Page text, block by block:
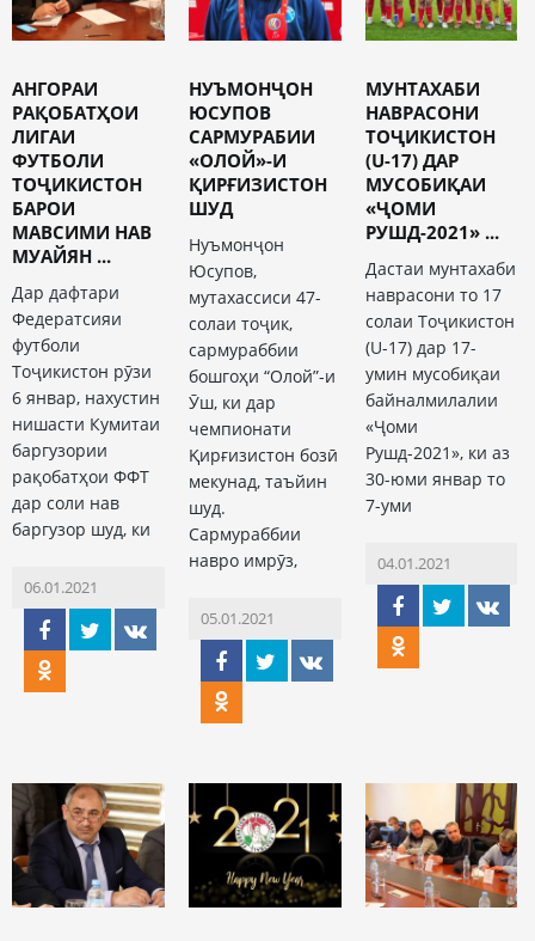
АНГОРАИ
РАҚОБАТҲОИ
ЛИГАИ
ФУТБОЛИ
ТОҶИКИСТОН
БАРОИ
МАВСИМИ НАВ
МУАЙЯН ...
Дар дафтари
Федератсияи
футболи
Тоҷикистон рӯзи
6 январ, нахустин
нишасти Кумитаи
баргузории
рақобатҳои ФФТ
дар соли нав
баргузор шуд, ки
06.01.2021
НУЪМОНҶОН
ЮСУПОВ
САРМУРАБИИ
«ОЛОЙ»-И
ҚИРҒИЗИСТОН
ШУД
Нуъмонҷон
Юсупов,
мутахассиси 47-
солаи тоҷик,
сармураббии
бошгоҳи “Олой”-и
Ӯш, ки дар
чемпионати
Қирғизистон бозӣ
мекунад, таъйин
шуд.
Сармураббии
навро имрӯз,
05.01.2021
МУНТАХАБИ
НАВРАСОНИ
ТОҶИКИСТОН
(U-17) ДАР
МУСОБИҚАИ
«ҶОМИ
РУШД-2021» ...
Дастаи мунтахаби
наврасони то 17
солаи Тоҷикистон
(U-17) дар 17-
умин мусобиқаи
байналмилалии
«Ҷоми
Рушд-2021», ки аз
30-юми январ то
7-уми
04.01.2021